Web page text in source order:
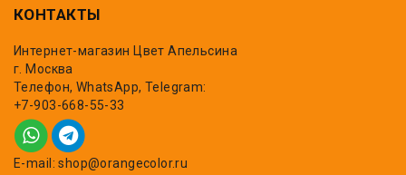
КОНТАКТЫ
Интернет-магазин Цвет Апельсина
г. Москва
Телефон, WhatsApp, Telegram:
+7-903-668-55-33
E-mail: shop@orangecolor.ru